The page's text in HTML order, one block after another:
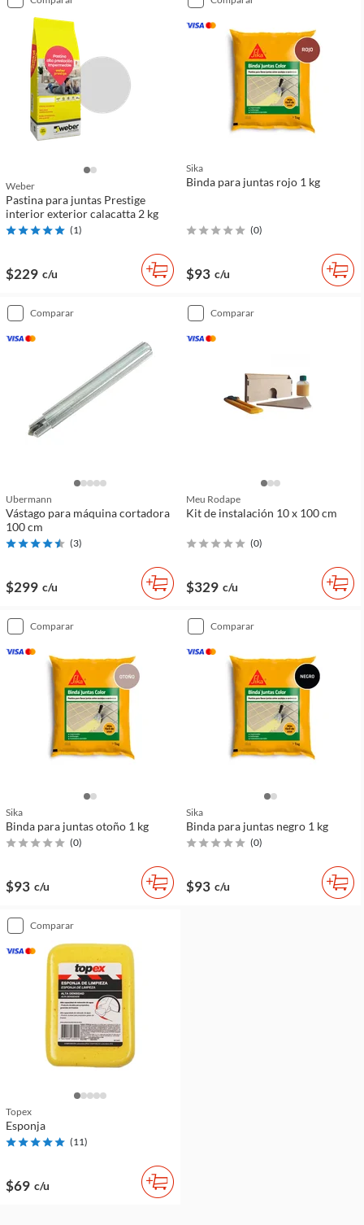
Weber
Pastina para juntas Prestige
interior exterior calacatta 2 kg
(1)
$229 c/u
Sika
Binda para juntas rojo 1 kg
(0)
$93 c/u
comparar
Ubermann
Vástago para máquina cortadora
100 cm
(3)
$299 c/u
comparar
Meu Rodape
Kit de instalación 10 x 100 cm
(0)
$329 c/u
comparar
Sika
Binda para juntas otoño 1 kg
(0)
$93 c/u
comparar
Sika
Binda para juntas negro 1 kg
(0)
$93 c/u
comparar
Topex
Esponja
(11)
$69 c/u